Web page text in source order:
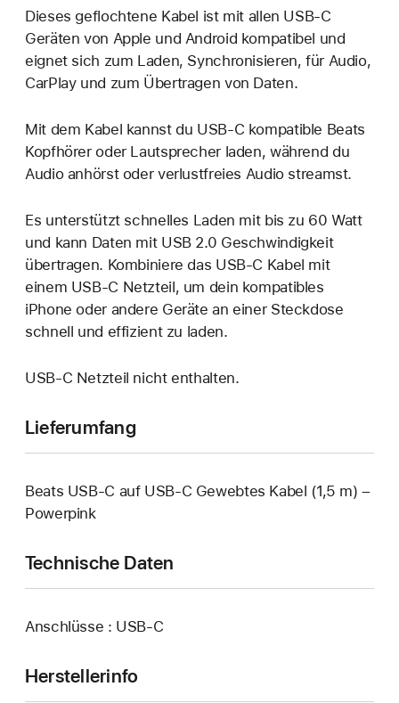
Dieses geflochtene Kabel ist mit allen USB-C
Geräten von Apple und Android kompatibel und
eignet sich zum Laden, Synchronisieren, für Audio,
CarPlay und zum Übertragen von Daten.
Mit dem Kabel kannst du USB-C kompatible Beats
Kopfhörer oder Lautsprecher laden, während du
Audio anhörst oder verlustfreies Audio streamst.
Es unterstützt schnelles Laden mit bis zu 60 Watt
und kann Daten mit USB 2.0 Geschwindigkeit
übertragen. Kombiniere das USB-C Kabel mit
einem USB-C Netzteil, um dein kompatibles
iPhone oder andere Geräte an einer Steckdose
schnell und effizient zu laden.
USB-C Netzteil nicht enthalten.
Lieferumfang
Beats USB-C auf USB-C Gewebtes Kabel (1,5 m) –
Powerpink
Technische Daten
Anschlüsse : USB‑C
Herstellerinfo